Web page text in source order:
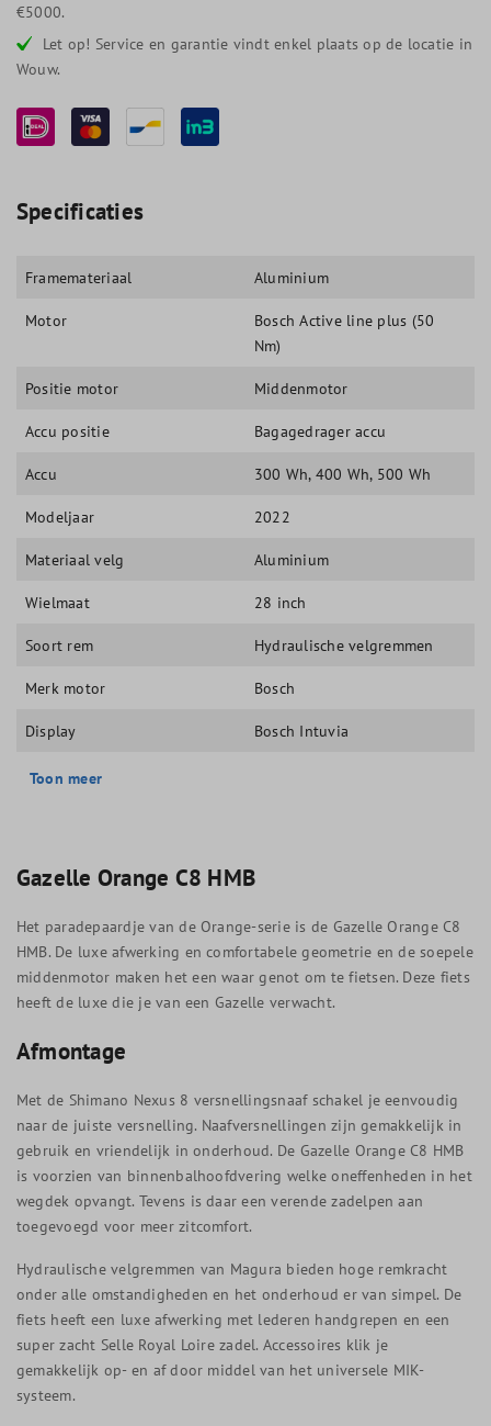
€5000.
Let op! Service en garantie vindt enkel plaats op de locatie in
Wouw.
Specificaties
Framemateriaal Aluminium
Motor
Bosch Active line plus (50
Nm)
Positie motor Middenmotor
Accu positie Bagagedrager accu
Accu 300 Wh, 400 Wh, 500 Wh
Modeljaar 2022
Materiaal velg Aluminium
Wielmaat 28 inch
Soort rem Hydraulische velgremmen
Merk motor Bosch
Display Bosch Intuvia
Toon meer
Gazelle Orange C8 HMB
Het paradepaardje van de Orange-serie is de Gazelle Orange C8
HMB. De luxe afwerking en comfortabele geometrie en de soepele
middenmotor maken het een waar genot om te fietsen. Deze fiets
heeft de luxe die je van een Gazelle verwacht.
Afmontage
Met de Shimano Nexus 8 versnellingsnaaf schakel je eenvoudig
naar de juiste versnelling. Naafversnellingen zijn gemakkelijk in
gebruik en vriendelijk in onderhoud. De Gazelle Orange C8 HMB
is voorzien van binnenbalhoofdvering welke oneffenheden in het
wegdek opvangt. Tevens is daar een verende zadelpen aan
toegevoegd voor meer zitcomfort.
Hydraulische velgremmen van Magura bieden hoge remkracht
onder alle omstandigheden en het onderhoud er van simpel. De
fiets heeft een luxe afwerking met lederen handgrepen en een
super zacht Selle Royal Loire zadel. Accessoires klik je
gemakkelijk op- en af door middel van het universele MIK-
systeem.